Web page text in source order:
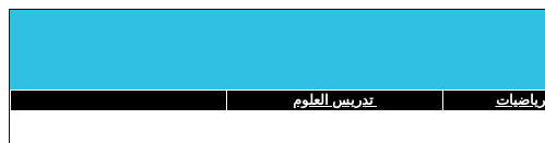
تدريس العلوم